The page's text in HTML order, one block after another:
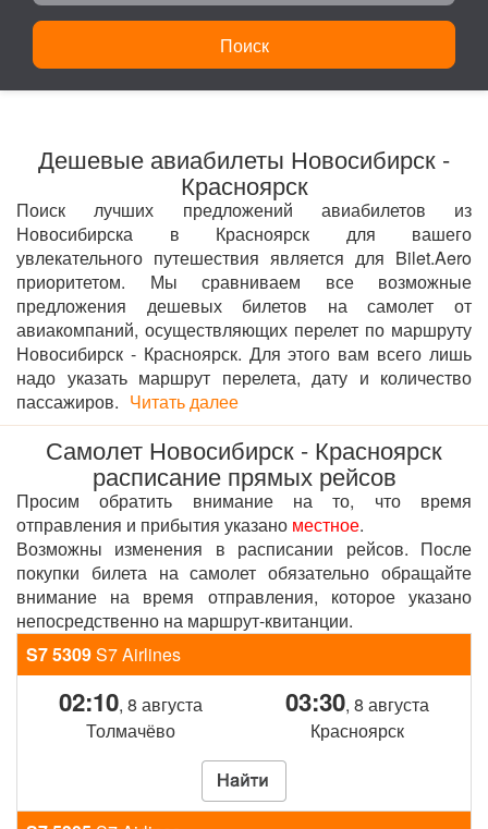
Поиск
Дешевые авиабилеты Новосибирск -
Красноярск
Поиск лучших предложений авиабилетов из
Новосибирска в Красноярск для вашего
увлекательного путешествия является для Bilet.Aero
приоритетом. Мы сравниваем все возможные
предложения дешевых билетов на самолет от
авиакомпаний, осуществляющих перелет по маршруту
Новосибирск - Красноярск. Для этого вам всего лишь
надо указать маршрут перелета, дату и количество
пассажиров. Читать далее
Самолет Новосибирск - Красноярск
расписание прямых рейсов
Просим обратить внимание на то, что время
отправления и прибытия указано местное.
Возможны изменения в расписании рейсов. После
покупки билета на самолет обязательно обращайте
внимание на время отправления, которое указано
непосредственно на маршрут-квитанции.
S7 5309S7 Airlines
02:10, 8 августа
Толмачёво
03:30, 8 августа
Красноярск